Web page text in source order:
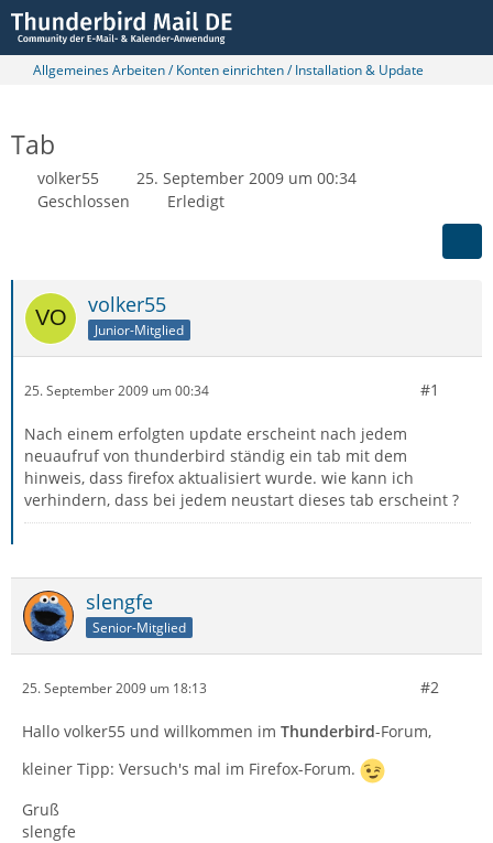
Allgemeines Arbeiten / Konten einrichten / Installation & Update
Tab
volker55
25. September 2009 um 00:34
Geschlossen
Erledigt
volker55
Junior-Mitglied
25. September 2009 um 00:34 #1
Nach einem erfolgten update erscheint nach jedem
neuaufruf von thunderbird ständig ein tab mit dem
hinweis, dass firefox aktualisiert wurde. wie kann ich
verhindern, dass bei jedem neustart dieses tab erscheint ?
slengfe
Senior-Mitglied
25. September 2009 um 18:13 #2
Hallo volker55 und willkommen im Thunderbird-Forum,
kleiner Tipp: Versuch's mal im Firefox-Forum.
Gruß
slengfe